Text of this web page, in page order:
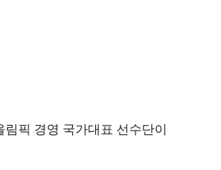
림픽 경영 국가대표 선수단이